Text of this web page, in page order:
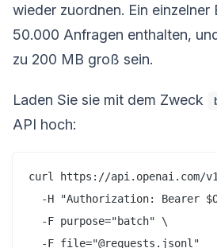
wieder zuordnen. Ein einzelner
50.000 Anfragen enthalten,
zu 200 MB groß sein.
Laden Sie sie mit dem Zweck
API hoch:
curl https://api.openai.com/
-H "Authorization: Bearer
  -F purpose="batch" \